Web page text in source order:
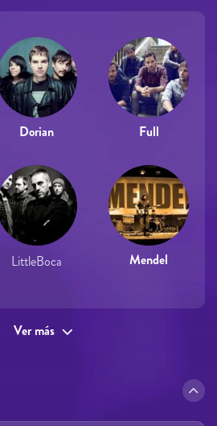
Dorian Full
LittleBoca Mendel
Ver más